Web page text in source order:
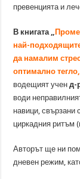
превенцията и
В книгата „
най-
да намалим
оптимално
водещият ученд-
води
навици, свързани
циркадния ритъм
Авторът ще ни
дневен режим,